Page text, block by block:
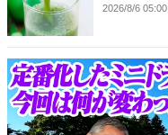
2026/8/6 05:00